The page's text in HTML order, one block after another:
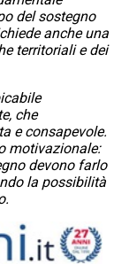
del sostegno
anche una
territoriali e dei
che
e consapevole.
motivazionale:
devono farlo
la possibilità